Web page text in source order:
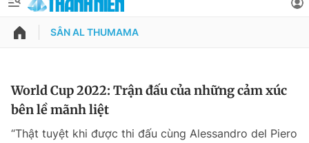
QUẢNG CÁO
Thông tin tài khoản
Đổi mật khẩu
SÂN AL THUMAMA
World Cup 2022: Trận đấu của những cảm xúc
bên lề mãnh liệt
“Thật tuyệt khi được thi đấu cùng Alessandro del Piero